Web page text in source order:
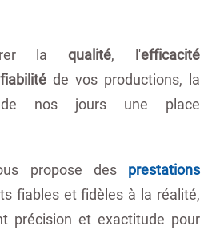
laqualité, l'efficacité
fiabilité de vos productions, la
de nos jours une place
propose des prestations
fiables et fidèles à la réalité,
précision et exactitude pour